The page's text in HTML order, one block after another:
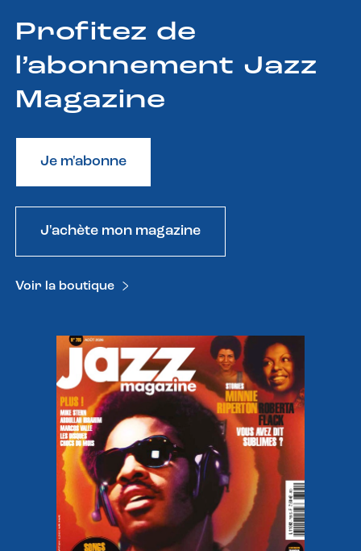
Profitez de
l’abonnement Jazz
Magazine
Je m'abonne
J'achète mon magazine
Voir la boutique